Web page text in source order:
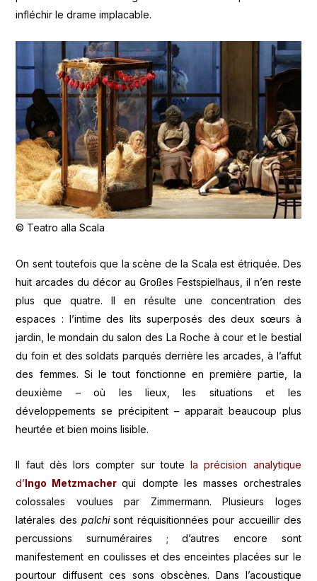
infléchir le drame implacable.
© Teatro alla Scala
On sent toutefois que la scène de la Scala est étriquée. Des
huit arcades du décor au Großes Festspielhaus, il n’en reste
plus que quatre. Il en résulte une concentration des
espaces : l’intime des lits superposés des deux sœurs à
jardin, le mondain du salon des La Roche à cour et le bestial
du foin et des soldats parqués derrière les arcades, à l’affut
des femmes. Si le tout fonctionne en première partie, la
deuxième – où les lieux, les situations et les
développements se précipitent – apparait beaucoup plus
heurtée et bien moins lisible.
Il faut dès lors compter sur toutela précision analytique
d’Ingo Metzmacher qui dompte les masses orchestrales
colossales voulues par Zimmermann. Plusieurs loges
latérales des palchisont réquisitionnées pour accueillir des
percussions surnuméraires ; d’autres encore sont
manifestement en coulisses et des enceintes placées sur le
pourtour diffusent ces sons obscènes. Dans l’acoustique